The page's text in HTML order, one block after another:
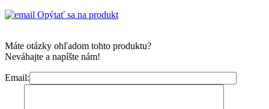
Opýtať sa na produkt
Máte otázky ohľadom tohto produktu?
Neváhajte a napíšte nám!
Email: